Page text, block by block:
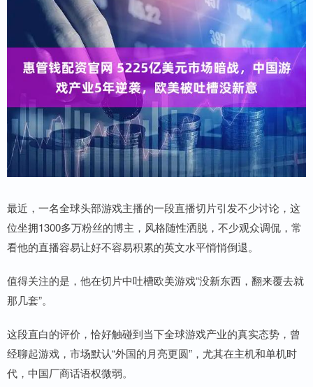
最近，一名全球头部游戏主播的一段直播切片引发不少讨论，这
位坐拥1300多万粉丝的博主，风格随性洒脱，不少观众调侃，常
看他的直播容易让好不容易积累的英文水平悄悄倒退。
值得关注的是，他在切片中吐槽欧美游戏“没新东西，翻来覆去就
那几套”。
这段直白的评价，恰好触碰到当下全球游戏产业的真实态势，曾
经聊起游戏，市场默认“外国的月亮更圆”，尤其在主机和单机时
代，中国厂商话语权微弱。